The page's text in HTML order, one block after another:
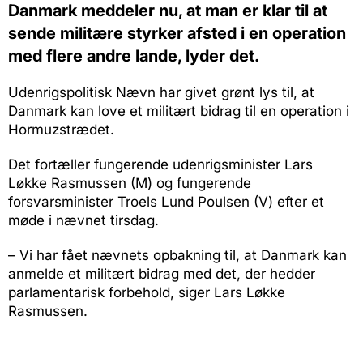
Danmark meddeler nu, at man er klar til at
sende militære styrker afsted i en operation
med flere andre lande, lyder det.
Udenrigspolitisk Nævn har givet grønt lys til, at
Danmark kan love et militært bidrag til en operation i
Hormuzstrædet.
Det fortæller fungerende udenrigsminister Lars
Løkke Rasmussen (M) og fungerende
forsvarsminister Troels Lund Poulsen (V) efter et
møde i nævnet tirsdag.
– Vi har fået nævnets opbakning til, at Danmark kan
anmelde et militært bidrag med det, der hedder
parlamentarisk forbehold, siger Lars Løkke
Rasmussen.